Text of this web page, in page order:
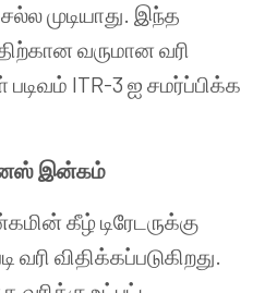
முடியாது. இந்த
வருமான வரி
ITR-3 ஐ சமர்ப்பிக்க
இன்கம்
கீழ் டிரேடருக்கு
வரி விதிக்கப்படுகிறது.